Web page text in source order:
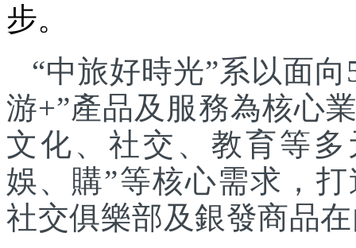
步。
“中旅好時光”系以面
游+”產品及服務為核心
文化、社交、教育等
娛、購”等核心需求，
社交俱樂部及銀發商品